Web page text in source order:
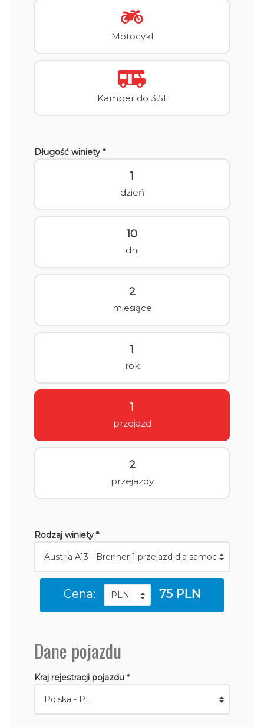
Motocykl
Kamper do 3,5t
Długość winiety *
1
dzień
10
dni
2
miesiące
1
rok
1
przejazd
2
przejazdy
Rodzaj winiety *
Cena: 75 PLN
Dane pojazdu
Kraj rejestracji pojazdu *